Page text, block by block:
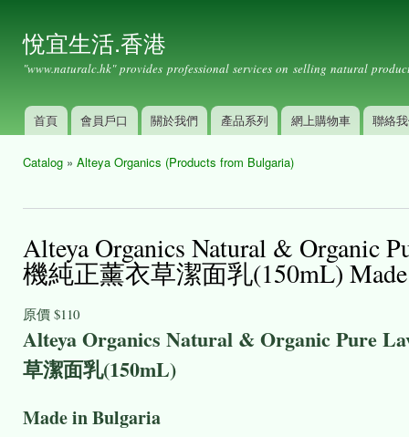
悅宜生活.香港
"www.naturalc.hk" provides professional services on selling natural
Main menu
首頁 會員戶口 關於我們 產品系列 網上購物車 聯絡
Catalog » Alteya Organics (Products from Bulgaria)
Alteya Organics Natural & Organic
機純正薰衣草潔面乳(150mL)
原價 $110
Alteya Organics Natural & Organic Pure
草潔面乳(150mL)
Made in